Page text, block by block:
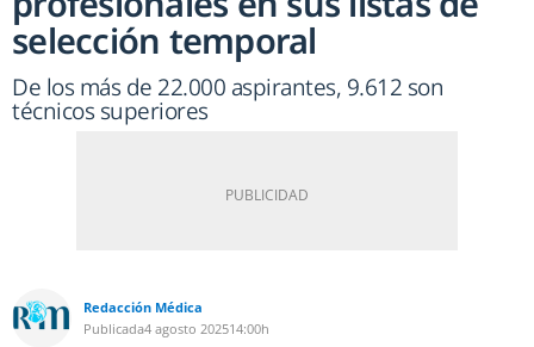
selección temporal
De los más de 22.000 aspirantes, 9.612 son
técnicos superiores
Redacción Médica
Publicada4 agosto 202514:00h